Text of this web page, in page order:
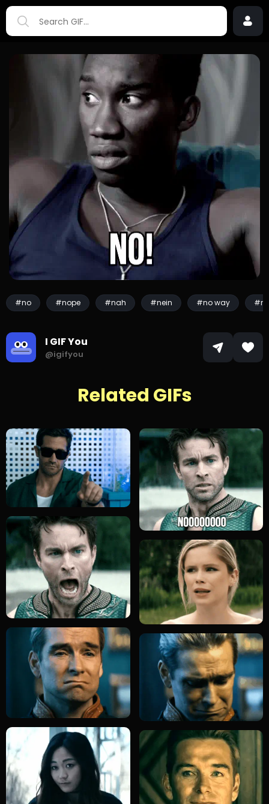
#no #nope #nah #nein #no way
I GIF You
@igifyou
Related GIFs